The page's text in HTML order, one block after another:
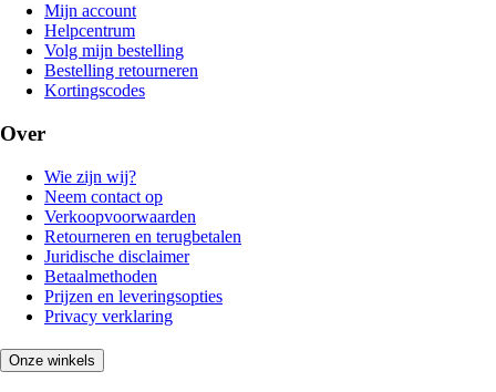
Mijn account
Helpcentrum
Volg mijn bestelling
Bestelling retourneren
Kortingscodes
Over
Wie zijn wij?
Neem contact op
Verkoopvoorwaarden
Retourneren en terugbetalen
Juridische disclaimer
Betaalmethoden
Prijzen en leveringsopties
Privacy verklaring
Onze winkels